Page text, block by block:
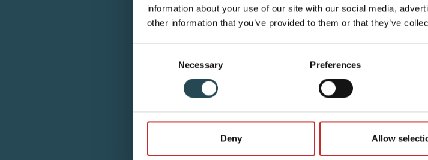
information about your use of our site with our social media,
other information that you’ve provided to them or that they’ve
Necessary Preferences
Deny Allow